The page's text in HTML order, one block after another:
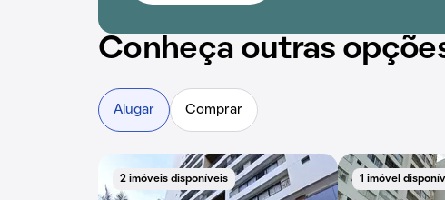
Conheça outras
Alugar Comprar
2 imóveis disponíveis 1 imóvel